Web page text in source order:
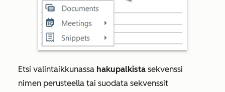
Etsi valintaikkunassa hakupalkista sekvenssi
nimen perusteella tai suodata sekvenssit